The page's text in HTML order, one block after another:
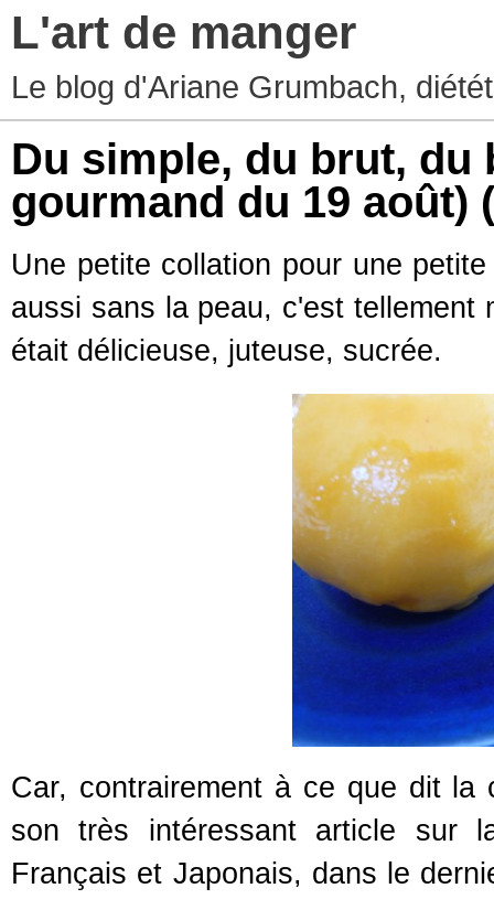
L'art de manger
Le blog d'Ariane Grumbach,
Du simple, du brut, du
gourmand du 19 août)
Une petite collation pour une
aussi sans la peau, c'est tellement
était délicieuse, juteuse, sucrée.
Car, contrairement à ce que dit la
son très intéressant article sur
Français et Japonais, dans le